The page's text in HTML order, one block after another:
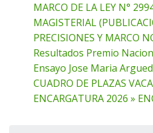
MARCO DE LA LEY N°
MAGISTERIAL
PRECISIONES Y MARCO
Resultados Premio
Ensayo Jose Maria
CUADRO DE PLAZAS
ENCARGATURA 2026 »